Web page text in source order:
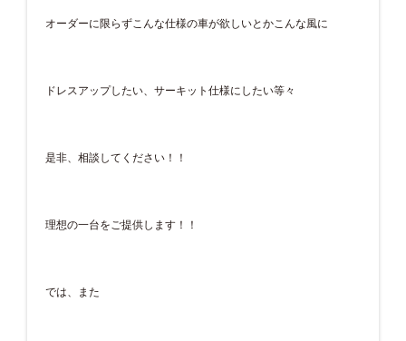
オーダーに限らずこんな仕様の車が欲しいとかこんな風に
ドレスアップしたい、サーキット仕様にしたい等々
是非、相談してください！！
理想の一台をご提供します！！
では、また